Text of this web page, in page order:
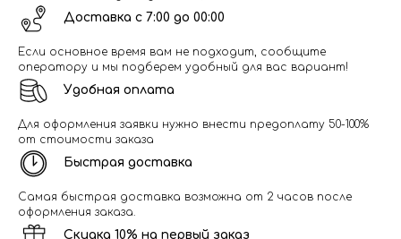
Доставка с 7:00 до 00:00
Если основное время вам не подходит, сообщите
оператору и мы подберем удобный для вас вариант!
Удобная оплата
Для оформления заявки нужно внести предоплату 50-100%
от стоимости заказа
Быстрая доставка
Самая быстрая доставка возможна от 2 часов после
оформления заказа.
Скидка 10% на первый заказ